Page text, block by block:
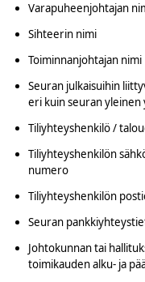
Varapuheenjohtajan
Sihteerin nimi
Toiminnanjohtajan nimi
Seuran julkaisuihin
eri kuin seuran
Tiliyhteyshenkilö /
Tiliyhteyshenkilön
numero
Tiliyhteyshenkilön
Seuran
Johtokunnan tai
toimikauden alku- ja